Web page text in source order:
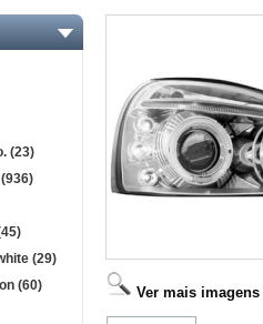
(23)
(29)
(60)
Ver mais